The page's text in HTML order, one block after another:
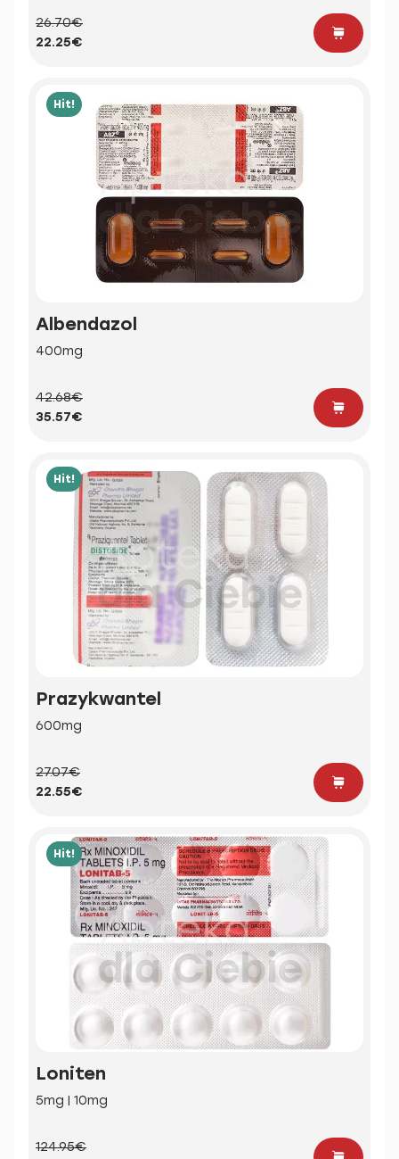
26.70€
22.25€
Hit!
Albendazol
400mg
42.68€
35.57€
Hit!
Prazykwantel
600mg
27.07€
22.55€
Hit!
Loniten
5mg | 10mg
124.95€